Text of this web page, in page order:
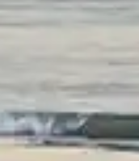
3,50€ DI
ulteriori
uno